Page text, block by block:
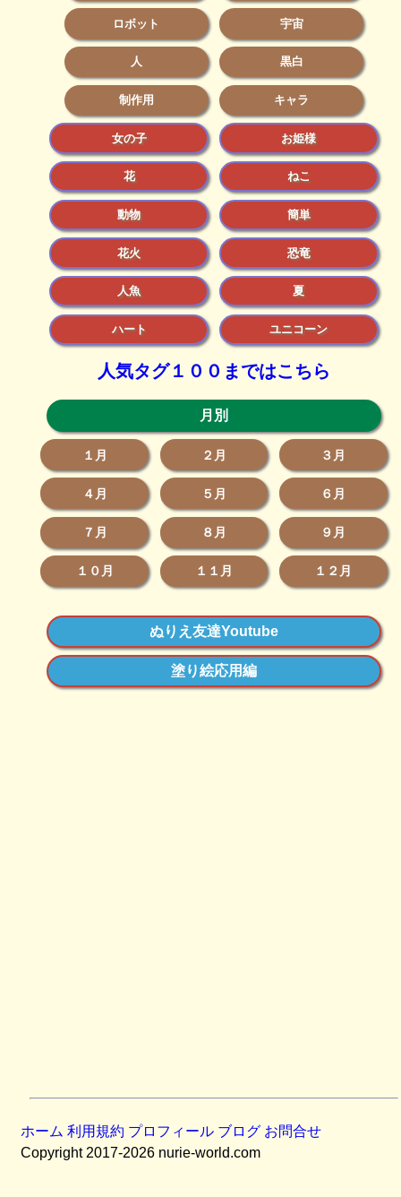
ロボット 宇宙
人 黒白
制作用 キャラ
女の子 お姫様
花 ねこ
動物 簡単
花火 恐竜
人魚 夏
ハート ユニコーン
人気タグ１００まではこちら
月別
１月 ２月 ３月
４月 ５月 ６月
７月 ８月 ９月
１０月 １１月 １２月
ぬりえ友達Youtube
塗り絵応用編
ホーム 利用規約 プロフィール ブログ お問合せ
Copyright 2017-2026 nurie-world.com